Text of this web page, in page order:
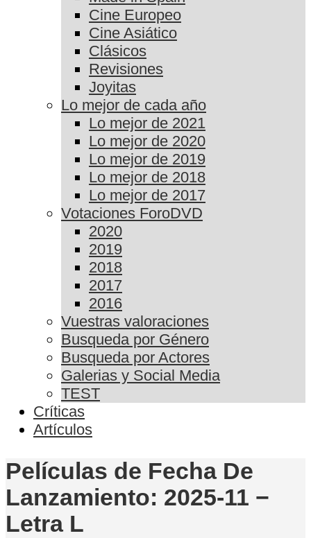
Cine Europeo
Cine Asiático
Clásicos
Revisiones
Joyitas
Lo mejor de cada año
Lo mejor de 2021
Lo mejor de 2020
Lo mejor de 2019
Lo mejor de 2018
Lo mejor de 2017
Votaciones ForoDVD
2020
2019
2018
2017
2016
Vuestras valoraciones
Busqueda por Género
Busqueda por Actores
Galerias y Social Media
TEST
Críticas
Artículos
Películas de Fecha De
Lanzamiento: 2025-11 −
Letra L